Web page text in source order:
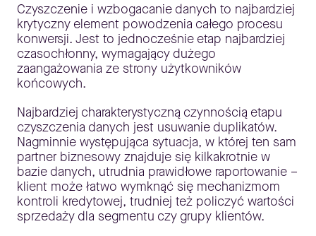
Czyszczenie i wzbogacanie danych to najbardziej
krytyczny element powodzenia całego procesu
konwersji. Jest to jednocześnie etap najbardziej
czasochłonny, wymagający dużego
zaangażowania ze strony użytkowników
końcowych.
Najbardziej charakterystyczną czynnością etapu
czyszczenia danych jest usuwanie duplikatów.
Nagminnie występująca sytuacja, w której ten sam
partner biznesowy znajduje się kilkakrotnie w
bazie danych, utrudnia prawidłowe raportowanie –
klient może łatwo wymknąć się mechanizmom
kontroli kredytowej, trudniej też policzyć wartości
sprzedaży dla segmentu czy grupy klientów.